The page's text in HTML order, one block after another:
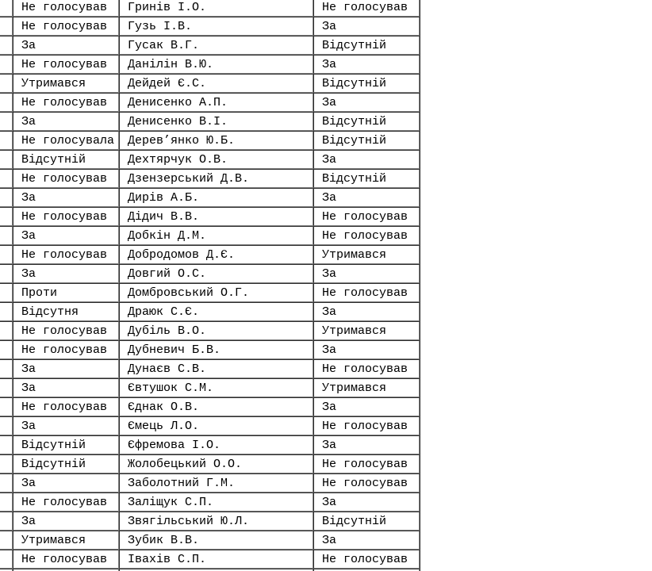
Не голосував Гринів І.О.
Не голосував
Не голосував Гузь І.В.
За
За Гусак В.Г.
Відсутній
Не голосував Данілін В.Ю.
За
Утримався Дейдей Є.С.
Відсутній
Не голосував Денисенко А.П.
За
За Денисенко В.І.
Відсутній
Не голосувала Дерев’янко Ю.Б.
Відсутній
Відсутній Дехтярчук О.В.
За
Не голосував Дзензерський Д.В.
Відсутній
За Дирів А.Б.
За
Не голосував Дідич В.В.
Не голосував
За Добкін Д.М.
Не голосував
Не голосував Добродомов Д.Є.
Утримався
За Довгий О.С.
За
Проти Домбровський О.Г.
Не голосував
Відсутня Драюк С.Є.
За
Не голосував Дубіль В.О.
Утримався
Не голосував Дубневич Б.В.
За
За Дунаєв С.В.
Не голосував
За Євтушок С.М.
Утримався
Не голосував Єднак О.В.
За
За Ємець Л.О.
Не голосував
Відсутній Єфремова І.О.
За
Відсутній Жолобецький О.О.
Не голосував
За Заболотний Г.М.
Не голосував
Не голосував Заліщук С.П.
За
За Звягільський Ю.Л.
Відсутній
Утримався Зубик В.В.
За
Не голосував Івахів С.П.
Не голосував